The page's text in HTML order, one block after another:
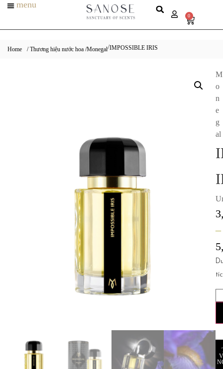
menu
0
Home / Thương hiệu nước hoa /Monegal/IMPOSSIBLE IRIS
M
o
n
e
g
al
–